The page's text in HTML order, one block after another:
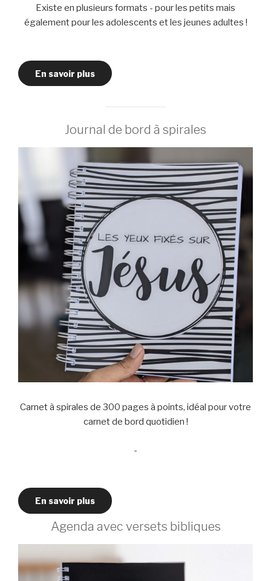
Existe en plusieurs formats - pour les petits mais
également pour les adolescents et les jeunes adultes !
En savoir plus
Journal de bord à spirales
Carnet à spirales de 300 pages à points, idéal pour votre
carnet de bord quotidien !
-
En savoir plus
Agenda avec versets bibliques